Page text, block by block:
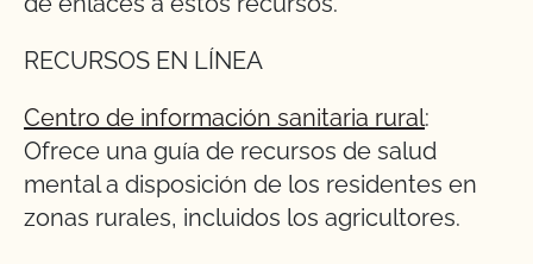
RECURSOS EN LÍNEA
Centro de información sanitaria rural:
Ofrece una guía de recursos de salud
mental a disposición de los residentes en
zonas rurales, incluidos los agricultores.